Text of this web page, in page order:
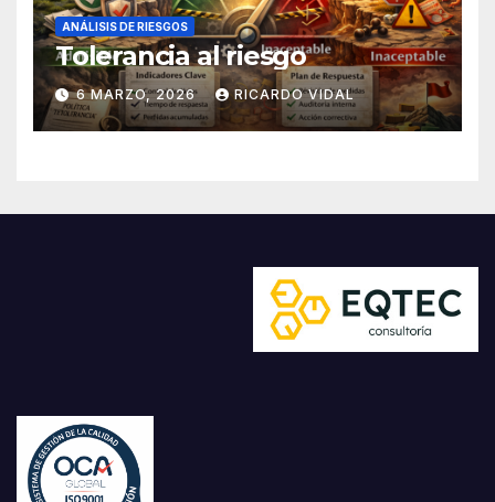
ANÁLISIS DE RIESGOS
Tolerancia al riesgo
6 MARZO, 2026 RICARDO VIDAL